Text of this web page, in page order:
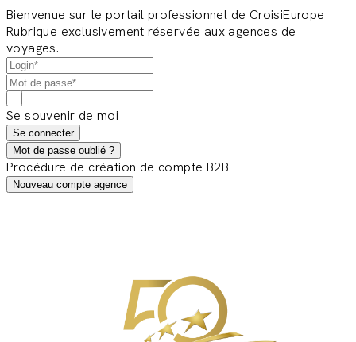
Bienvenue sur le portail professionnel de CroisiEurope
Rubrique exclusivement réservée aux agences de
voyages.
Se souvenir de moi
Se connecter
Mot de passe oublié ?
Procédure de création de compte B2B
Nouveau compte agence